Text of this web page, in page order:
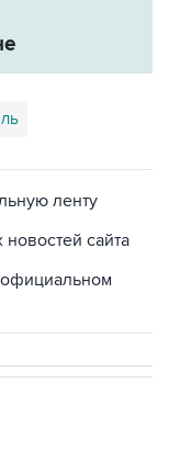
ленту
сайта